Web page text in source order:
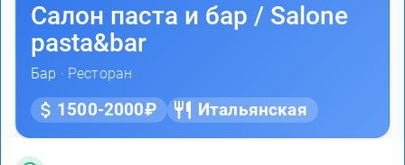
Салон паста и бар / Salone
pasta&bar
Бар · Ресторан
1500-2000₽ Итальянская